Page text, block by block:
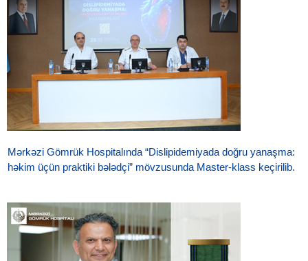
Mərkəzi Gömrük Hospitalında “Dislipidemiyada doğru yanaşma:
həkim üçün praktiki bələdçi” mövzusunda Master-klass keçirilib.